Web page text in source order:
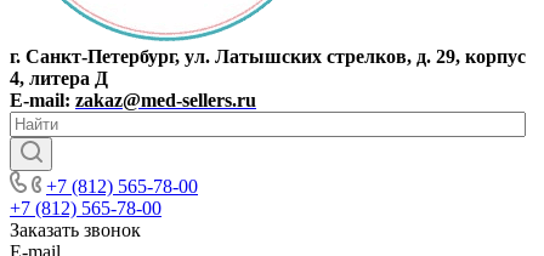
г. Санкт-Петербург, ул. Латышских стрелков, д. 29, корпус
4, литера Д
E-mail: zakaz@med-sellers.ru
+7 (812) 565-78-00
+7 (812) 565-78-00
Заказать звонок
E-mail